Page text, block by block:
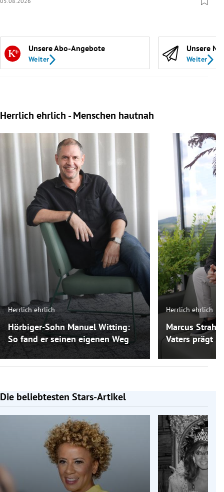
Unsere Abo-Angebote
Weiter
Unsere
Weiter
Herrlich ehrlich - Menschen hautnah
Slide 1 von 10
Herrlich ehrlich
Hörbiger-Sohn Manuel Witting:
So fand er seinen eigenen Weg
Herrlich ehrlich
Marcus
Vaters prägt
Die beliebtesten Stars-Artikel
Slide 1 von 7